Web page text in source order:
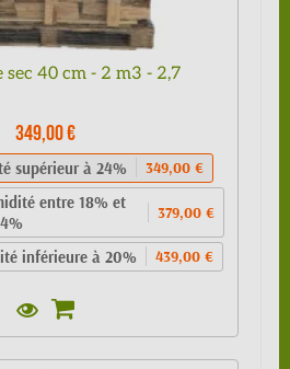
sec 40 cm - 2 m3 - 2,7
349,00 €
supérieur à 24% 349,00 €
entre 18% et
379,00 €
inférieure à 20% 439,00 €